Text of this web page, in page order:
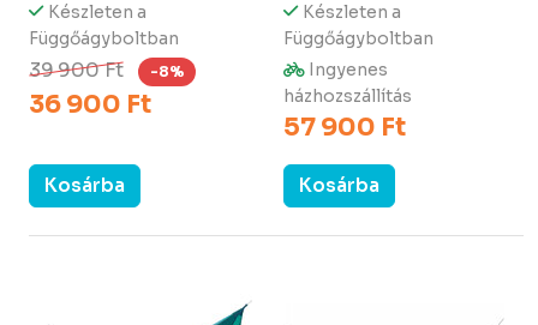
Készleten a
Függőágyboltban
39 900 Ft -8%
36 900 Ft
Kosárba
Készleten a
Függőágyboltban
Ingyenes
házhozszállítás
57 900 Ft
Kosárba